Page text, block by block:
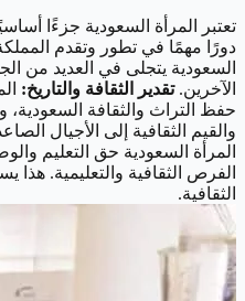
تعتبر المرأة السعودية جزءًا
دورًا مهمًا في تطور وتقدم
السعودية يتجلى في العديد من
الآخرين.تقدير الثقافة والتاريخ:
حفظ التراث والثقافة السعودية،
والقيم الثقافية إلى الأجيال
المرأة السعودية حق التعليم
الفرص الثقافية والتعليمية. هذا
الثقافية.